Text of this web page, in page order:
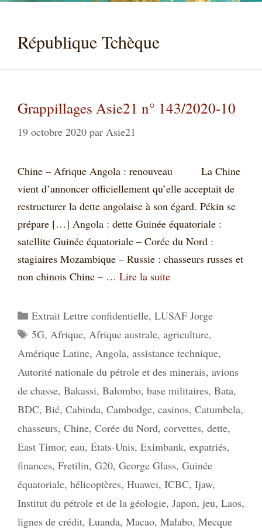
République Tchèque
Grappillages Asie21 n° 143/2020-10
19 octobre 2020 par Asie21
Chine – Afrique Angola : renouveau La Chine
vient d’annoncer officiellement qu’elle acceptait de
restructurer la dette angolaise à son égard. Pékin se
prépare […] Angola : dette Guinée équatoriale :
satellite Guinée équatoriale – Corée du Nord :
stagiaires Mozambique – Russie : chasseurs russes et
non chinois Chine – … Lire la suite
Catégories
Extrait Lettre confidentielle, LUSAF Jorge
Étiquettes
5G, Afrique, Afrique australe, agriculture,
Amérique Latine, Angola, assistance technique,
Autorité nationale du pétrole et des minerais, avions
de chasse, Bakassi, Balombo, base militaires, Bata,
BDC, Bié, Cabinda, Cambodge, casinos, Catumbela,
chasseurs, Chine, Corée du Nord, corvettes, dette,
East Timor, eau, États-Unis, Eximbank, expatriés,
finances, Fretilin, G20, George Glass, Guinée
équatoriale, hélicoptères, Huawei, ICBC, Ijaw,
Institut du pétrole et de la géologie, Japon, jeu, Laos,
lignes de crédit, Luanda, Macao, Malabo, Mecque